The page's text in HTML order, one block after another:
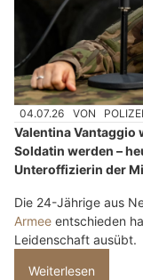
04.07.26 VON
Valentina Vantaggio
Soldatin werden –
Unteroffizierin der
Die 24-Jährige aus
Armee entschieden
Leidenschaft ausübt.
Weiterlesen